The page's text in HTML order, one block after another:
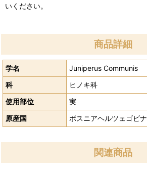
いください。
商品詳細
学名
Juniperus Communis
科
ヒノキ科
使用部位
実
原産国
ボスニアヘルツェゴビナ
関連商品